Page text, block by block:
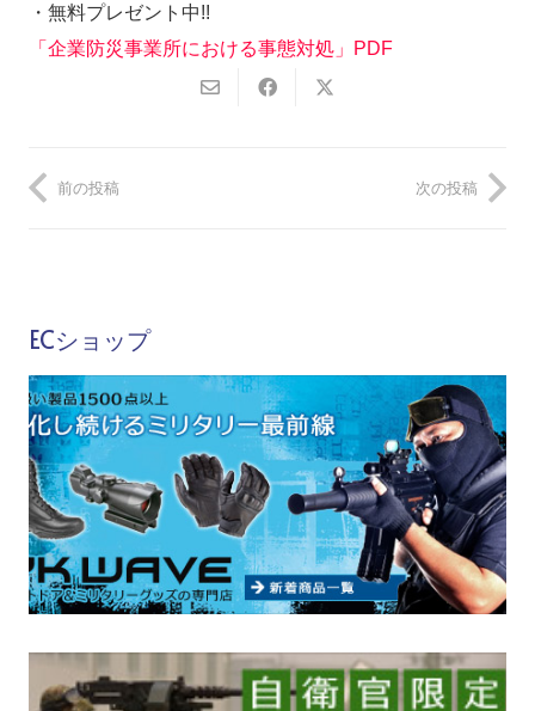
・無料プレゼント中!!
「企業防災事業所における事態対処」PDF
前の投稿 次の投稿
ECショップ